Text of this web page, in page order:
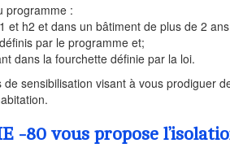
programme :
et h2 et dans un bâtiment de plus de 2
par le programme et;
dans la fourchette définie par la loi.
sensibilisation visant à vous prodiguer
-80 vous propose